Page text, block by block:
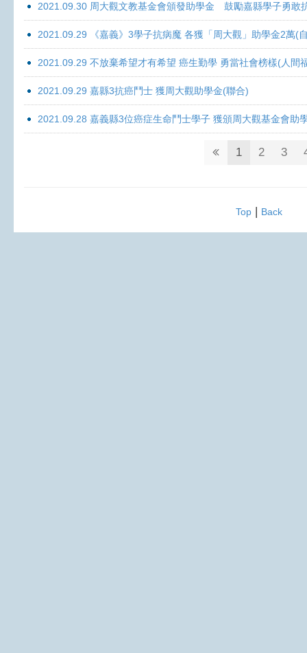
2021.09.30 周大觀文教基金會頒發助學金 鼓勵嘉縣學子勇敢
2021.09.29 《嘉義》3學子抗病魔 各獲「周大觀」助學金2萬(
2021.09.29 不放棄希望才有希望 癌生勤學 勇當社會榜樣(人間
2021.09.29 嘉縣3抗癌鬥士 獲周大觀助學金(聯合)
2021.09.28 嘉義縣3位癌症生命鬥士學子 獲頒周大觀基金會助
1 2 3
Top| Back